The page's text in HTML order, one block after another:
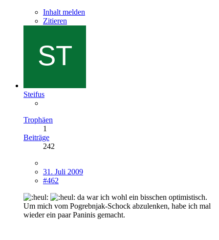
Inhalt melden
Zitieren
Steifus
Trophäen
1
Beiträge
242
31. Juli 2009
#462
da war ich wohl ein bisschen optimistisch.
Um mich vom Pogrebnjak-Schock abzulenken, habe ich mal
wieder ein paar Paninis gemacht.